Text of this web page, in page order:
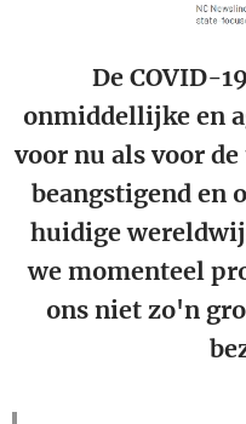
De COVID-
onmiddellijke en
voor nu als voor
beangstigend en
huidige
we momenteel
ons niet zo'n